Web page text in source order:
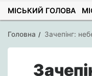
МІСЬКИЙ ГОЛОВА
Головна Зачепінг: